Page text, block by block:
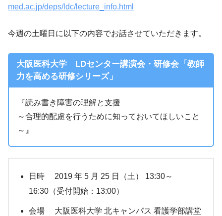
med.ac.jp/deps/ldc/lecture_info.html
今週の土曜日に以下の内容でお話させていただきます。
大阪医科大学 LDセンター講演会・研修会「教師
力を高める研修シリーズ」
『読み書き障害の理解と支援
～合理的配慮を行うために知っておいてほしいこと
～』
日時 2019 年 5 月 25 日（土） 13:30～
16:30（受付開始：13:00）
会場 大阪医科大学 北キャンパス 看護学部講堂